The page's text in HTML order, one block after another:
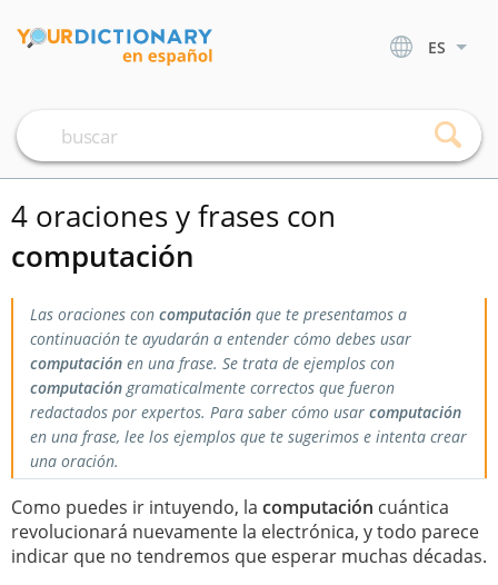
ES
4 oraciones y frases con
computación
Las oraciones con computación que te presentamos a
continuación te ayudarán a entender cómo debes usar
computación en una frase. Se trata de ejemplos con
computacióngramaticalmente correctos que fueron
redactados por expertos. Para saber cómo usar computación
en una frase, lee los ejemplos que te sugerimos e intenta crear
una oración.
Como puedes ir intuyendo, la computación cuántica
revolucionará nuevamente la electrónica, y todo parece
indicar que no tendremos que esperar muchas décadas.